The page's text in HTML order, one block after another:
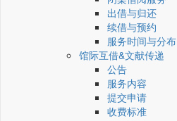
出借与归还
续借与预约
服务时间与分布
馆际互借&文献传递
公告
服务内容
提交申请
收费标准